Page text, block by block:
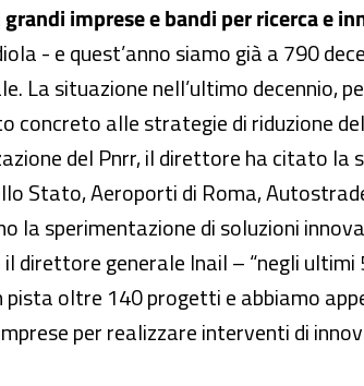
imprese e bandi per ricerca e
- e quest’anno siamo già a 790
La situazione nell’ultimo decennio,
concreto alle strategie di riduzione
del Pnrr, il direttore ha citato la
Stato, Aeroporti di Roma,
la sperimentazione di soluzioni
il direttore generale Inail – “negli
oltre 140 progetti e abbiamo
per realizzare interventi di